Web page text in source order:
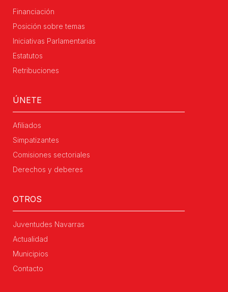
Financiación
Posición sobre temas
Iniciativas Parlamentarias
Estatutos
Retribuciones
ÚNETE
Afiliados
Simpatizantes
Comisiones sectoriales
Derechos y deberes
OTROS
Juventudes Navarras
Actualidad
Municipios
Contacto